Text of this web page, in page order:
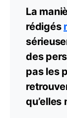
La
rédigés
des
pas les
qu’elles